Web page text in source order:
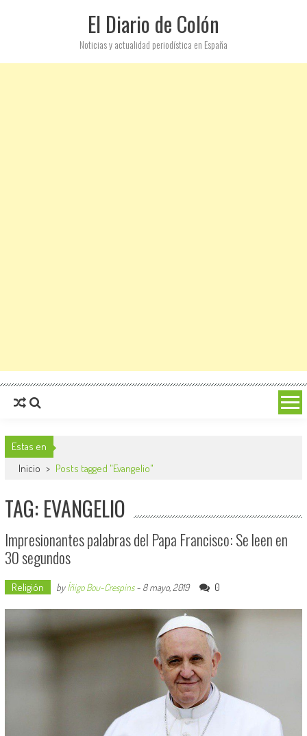
El Diario de Colón
Noticias y actualidad periodística en España
Estas en
Inicio > Posts tagged "Evangelio"
TAG: EVANGELIO
Impresionantes palabras del Papa Francisco: Se leen en
30 segundos
Religión byÍñigo Bou-Crespins- 8 mayo, 2019 0